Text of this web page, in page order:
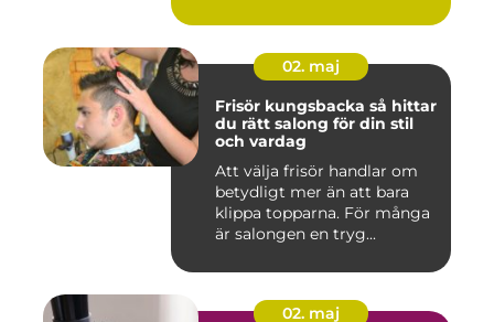
02. maj
Frisör kungsbacka så hittar
du rätt salong för din stil
och vardag
Att välja frisör handlar om
betydligt mer än att bara
klippa topparna. För många
är salongen en tryg...
02. maj